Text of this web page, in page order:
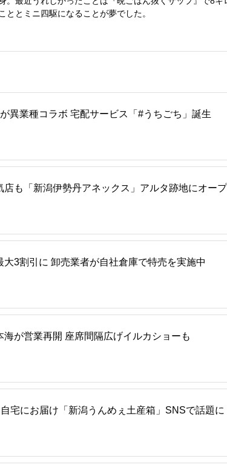
ととミニ四駆になることが夢でした。
異業種コラボ 宅配サービス「#うちごち」誕生
店も「新潟伊勢丹アネックス」アルタ跡地にオー
大3割引に 卸売業者が自社倉庫で特売を実施中
海が営業再開 座席間隔広げイルカショーも
自宅にお届け「新潟うんめぇ土産箱」SNSで話題に